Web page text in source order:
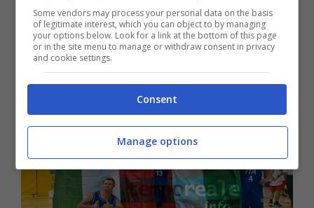
4 Ottobre 2022
Some vendors may process your personal data on the basis
of legitimate interest, which you can object to by managing
your options below. Look for a link at the bottom of this page
or in the site menu to manage or withdraw consent in privacy
and cookie settings.
Consent
Manage options